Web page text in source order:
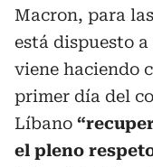
Macron, para
está dispuesto
viene haciendo
primer día del
Líbano
el pleno